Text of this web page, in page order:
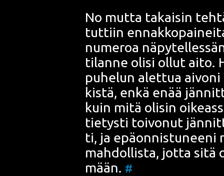
No mut­ta takai­sin
tut­tiin
nume­roa
tilan­ne oli­si ollut aito.
puhe­lun alet­tua
kis­tä, enkä enää
kuin mitä oli­sin
tie­tys­ti toi­vo­nut
ti, ja epä­on­nis­tu­nee­ni
mah­dol­lis­ta, jot­ta sitä
mään. #